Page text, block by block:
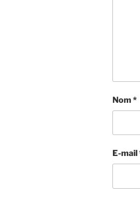
Nom *
E-mail